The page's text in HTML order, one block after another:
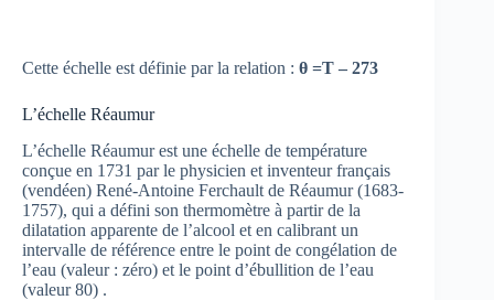
Cette échelle est définie par la relation : θ =T – 273
L’échelle Réaumur
L’échelle Réaumur est une échelle de température
conçue en 1731 par le physicien et inventeur français
(vendéen) René-Antoine Ferchault de Réaumur (1683-
1757), qui a défini son thermomètre à partir de la
dilatation apparente de l’alcool et en calibrant un
intervalle de référence entre le point de congélation de
l’eau (valeur : zéro) et le point d’ébullition de l’eau
(valeur 80) .